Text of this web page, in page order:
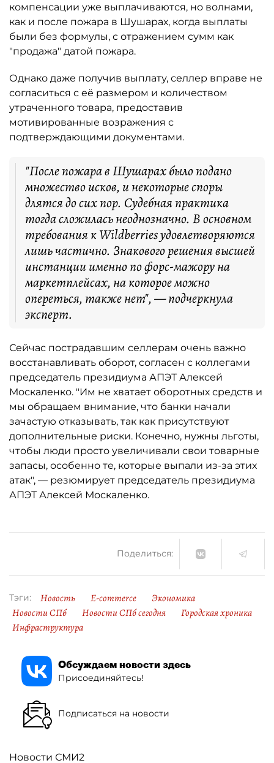
компенсации уже выплачиваются, но волнами,
как и после пожара в Шушарах, когда выплаты
были без формулы, с отражением сумм как
"продажа" датой пожара.
Однако даже получив выплату, селлер вправе не
согласиться с её размером и количеством
утраченного товара, предоставив
мотивированные возражения с
подтверждающими документами.
"После пожара в Шушарах было подано
множество исков, и некоторые споры
длятся до сих пор. Судебная практика
тогда сложилась неоднозначно. В основном
требования к Wildberries удовлетворяются
лишь частично. Знакового решения высшей
инстанции именно по форс-мажору на
маркетплейсах, на которое можно
опереться, также нет", — подчеркнула
эксперт.
Сейчас пострадавшим селлерам очень важно
восстанавливать оборот, согласен с коллегами
председатель президиума АПЭТ Алексей
Москаленко. "Им не хватает оборотных средств и
мы обращаем внимание, что банки начали
зачастую отказывать, так как присутствуют
дополнительные риски. Конечно, нужны льготы,
чтобы люди просто увеличивали свои товарные
запасы, особенно те, которые выпали из-за этих
атак", — резюмирует председатель президиума
АПЭТ Алексей Москаленко.
Поделиться:
Тэги: Новость E-commerce
Экономика
Новости СПб
Новости СПб сегодня
Городская хроника
Инфраструктура
Обсуждаем новости здесь
Присоединяйтесь!
Подписаться на новости
Новости СМИ2